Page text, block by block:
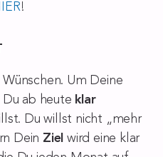
!
Um Deine
Du ab heute klar
Du willst nicht „mehr
Dein Ziel wird eine klar